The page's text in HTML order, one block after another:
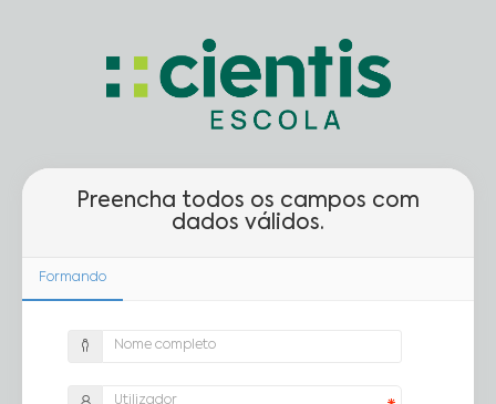
Preencha todos os campos com
dados válidos.
Formando